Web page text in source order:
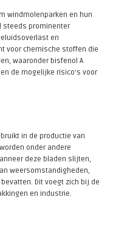
windmolenparken en hun
steeds prominenter
en
voor chemische stoffen die
waaronder bisfenol A
en de mogelijke risico's voor
in de productie van
onder andere
deze bladen slijten,
weersomstandigheden,
Dit voegt zich bij de
en industrie.